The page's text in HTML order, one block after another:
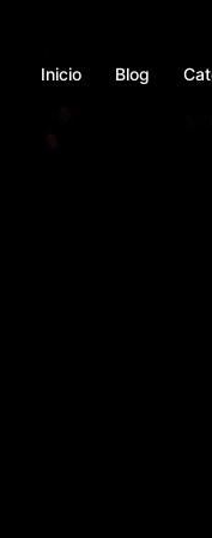
Inicio Blog